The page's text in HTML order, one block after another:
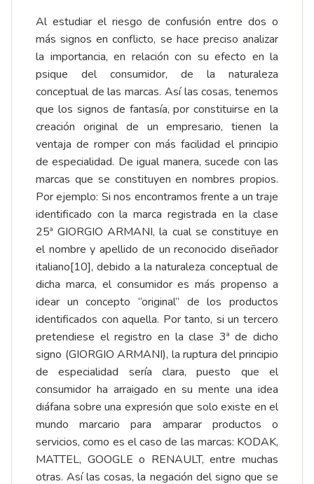
Al estudiar el riesgo de confusión entre dos o
más signos en conflicto, se hace preciso analizar
la importancia, en relación con su efecto en la
psique del consumidor, de la naturaleza
conceptual de las marcas. Así las cosas, tenemos
que los signos de fantasía, por constituirse en la
creación original de un empresario, tienen la
ventaja de romper con más facilidad el principio
de especialidad. De igual manera, sucede con las
marcas que se constituyen en nombres propios.
Por ejemplo: Si nos encontramos frente a un traje
identificado con la marca registrada en la clase
25ª GIORGIO ARMANI, la cual se constituye en
el nombre y apellido de un reconocido diseñador
italiano[10], debido a la naturaleza conceptual de
dicha marca, el consumidor es más propenso a
idear un concepto “original” de los productos
identificados con aquella. Por tanto, si un tercero
pretendiese el registro en la clase 3ª de dicho
signo (GIORGIO ARMANI), la ruptura del principio
de especialidad sería clara, puesto que el
consumidor ha arraigado en su mente una idea
diáfana sobre una expresión que solo existe en el
mundo marcario para amparar productos o
servicios, como es el caso de las marcas: KODAK,
MATTEL, GOOGLE o RENAULT, entre muchas
otras. Así las cosas, la negación del signo que se